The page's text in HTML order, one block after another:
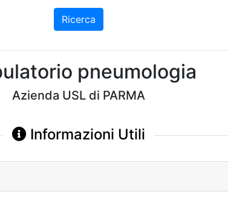
Ricerca
pneumologia
Azienda USL di PARMA
Informazioni Utili